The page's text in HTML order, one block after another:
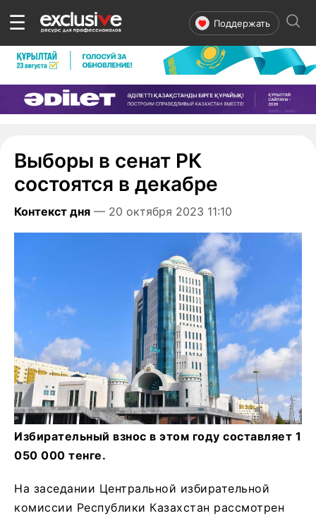
☰ Поддержать
Выборы в сенат РК
состоятся в декабре
Контекст дня — 20 октября 2023 11:10
Избирательный взнос в этом году составляет 1
050 000 тенге.
На заседании Центральной избирательной
комиссии Республики Казахстан рассмотрен